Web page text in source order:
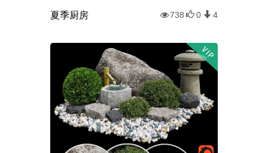
夏季厨房 738 0 4